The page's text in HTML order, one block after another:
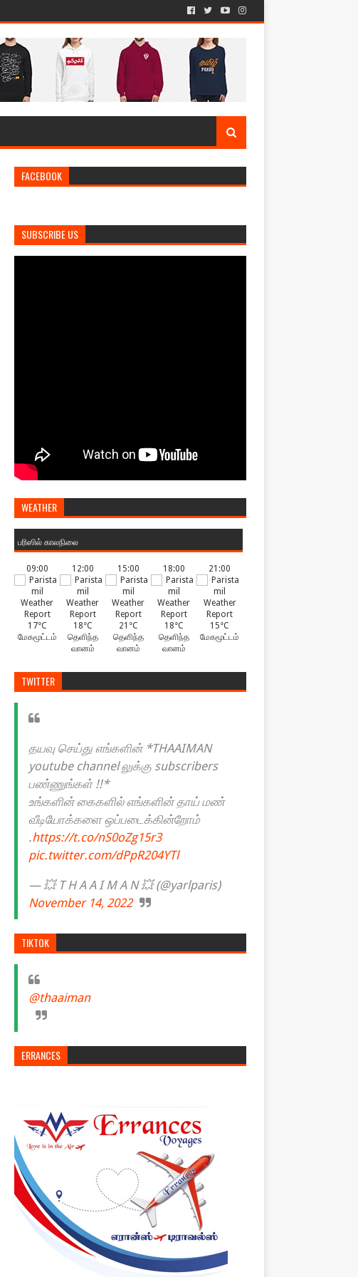
FACEBOOK
SUBSCRIBE US
WEATHER
பரிஸில் காலநிலை
09:00
17°C
மேகமூட்டம்
12:00
18°C
தெளிந்த
வானம்
15:00
21°C
தெளிந்த
வானம்
18:00
18°C
தெளிந்த
வானம்
21:00
15°C
மேகமூட்டம்
TWITTER
தயவு செய்து எங்களின் *THAAIMAN
youtube channel லுக்கு subscribers
பண்ணுங்கள் !!*
உங்களின் கைகளில் எங்களின் தாய் மண்
வீடியோக்களை ஒப்படைக்கின்றோம்
.https://t.co/nS0oZg15r3
pic.twitter.com/dPpR204YTl
— 💥 T H A A I M A N 💥 (@yarlparis)
November 14, 2022
TIKTOK
@thaaiman
ERRANCES